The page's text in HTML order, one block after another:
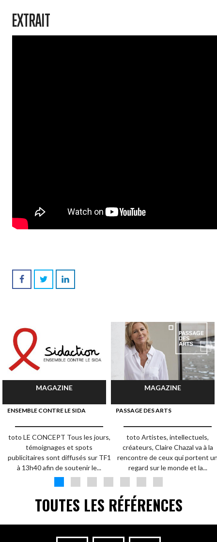
EXTRAIT
MAGAZINE
ENSEMBLE CONTRE LE SIDA
toto LE CONCEPT Tous les jours,
témoignages et spots
publicitaires sont diffusés sur TF1
à 13h40 afin de soutenir le...
MAGAZINE
PASSAGE DES ARTS
toto Artistes, intellectuels,
créateurs, Claire Chazal va à la
rencontre de ceux qui portent
regard sur le monde et la...
TOUTES LES RÉFÉRENCES